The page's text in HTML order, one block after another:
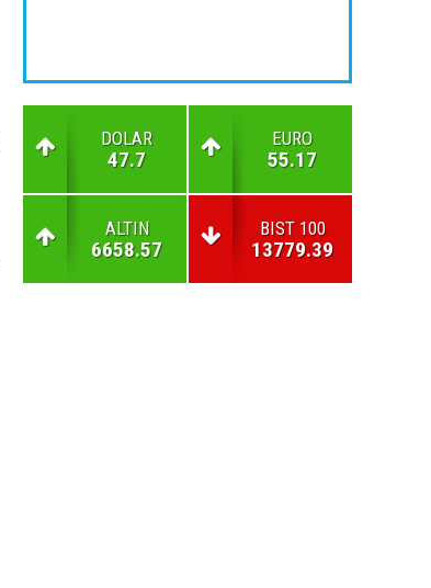
DOLAR
47.7
EURO
55.17
ALTIN
6658.57
BIST 100
13779.39